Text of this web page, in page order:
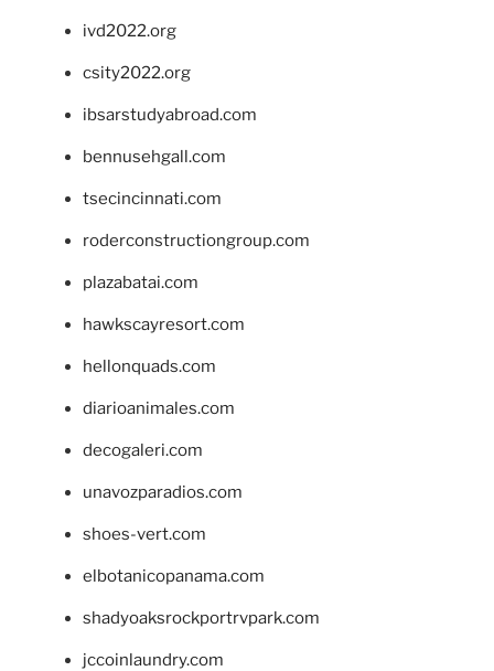
ivd2022.org
csity2022.org
ibsarstudyabroad.com
bennusehgall.com
tsecincinnati.com
roderconstructiongroup.com
plazabatai.com
hawkscayresort.com
hellonquads.com
diarioanimales.com
decogaleri.com
unavozparadios.com
shoes-vert.com
elbotanicopanama.com
shadyoaksrockportrvpark.com
jccoinlaundry.com